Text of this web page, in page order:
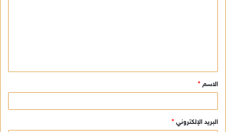
ق
*
الاسم *
البريد الإلكتروني *